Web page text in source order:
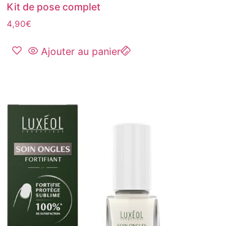
Kit de pose complet
4,90€
Ajouter au panier